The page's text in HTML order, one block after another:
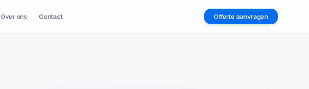
Over ons Contact Offerte aanvragen